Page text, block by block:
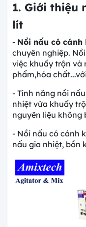
1. Giới thiệu
lít
- Nồi nấu có
chuyên nghiệp.
việc khuấy trộn và
phẩm,hóa
- Tính năng nồi
nhiệt vừa khuấy
nguyên liệu không
- Nồi nấu có cánh
nấu gia nhiệt, bồn